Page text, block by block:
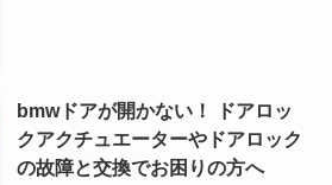
bmwドアが開かない！ ドアロッ
クアクチュエーターやドアロック
の故障と交換でお困りの方へ